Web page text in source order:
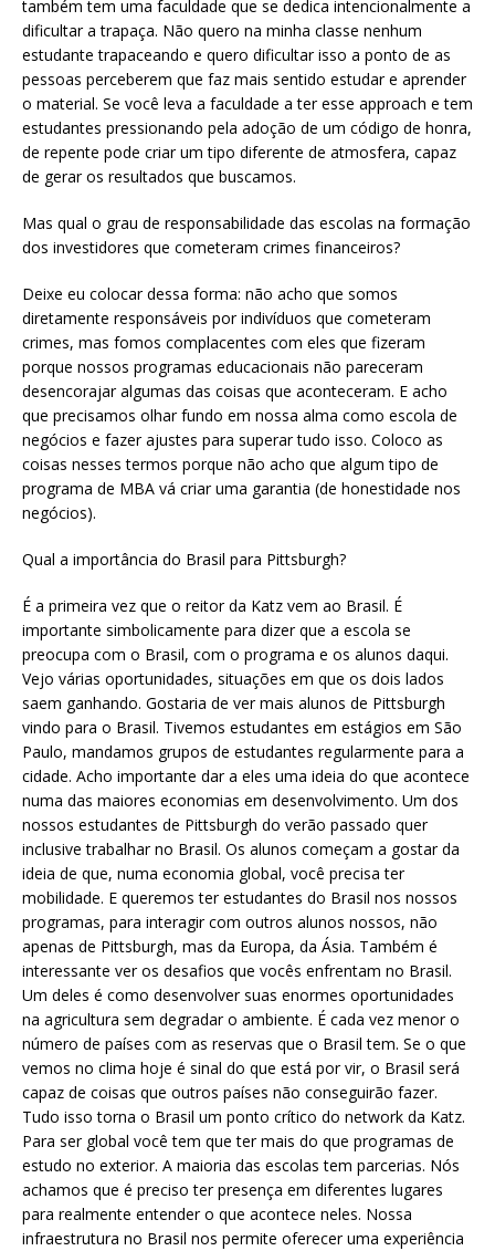
também tem uma faculdade que se dedica intencionalmente a
dificultar a trapaça. Não quero na minha classe nenhum
estudante trapaceando e quero dificultar isso a ponto de as
pessoas perceberem que faz mais sentido estudar e aprender
o material. Se você leva a faculdade a ter esse approach e tem
estudantes pressionando pela adoção de um código de honra,
de repente pode criar um tipo diferente de atmosfera, capaz
de gerar os resultados que buscamos.
Mas qual o grau de responsabilidade das escolas na formação
dos investidores que cometeram crimes financeiros?
Deixe eu colocar dessa forma: não acho que somos
diretamente responsáveis por indivíduos que cometeram
crimes, mas fomos complacentes com eles que fizeram
porque nossos programas educacionais não pareceram
desencorajar algumas das coisas que aconteceram. E acho
que precisamos olhar fundo em nossa alma como escola de
negócios e fazer ajustes para superar tudo isso. Coloco as
coisas nesses termos porque não acho que algum tipo de
programa de MBA vá criar uma garantia (de honestidade nos
negócios).
Qual a importância do Brasil para Pittsburgh?
É a primeira vez que o reitor da Katz vem ao Brasil. É
importante simbolicamente para dizer que a escola se
preocupa com o Brasil, com o programa e os alunos daqui.
Vejo várias oportunidades, situações em que os dois lados
saem ganhando. Gostaria de ver mais alunos de Pittsburgh
vindo para o Brasil. Tivemos estudantes em estágios em São
Paulo, mandamos grupos de estudantes regularmente para a
cidade. Acho importante dar a eles uma ideia do que acontece
numa das maiores economias em desenvolvimento. Um dos
nossos estudantes de Pittsburgh do verão passado quer
inclusive trabalhar no Brasil. Os alunos começam a gostar da
ideia de que, numa economia global, você precisa ter
mobilidade. E queremos ter estudantes do Brasil nos nossos
programas, para interagir com outros alunos nossos, não
apenas de Pittsburgh, mas da Europa, da Ásia. Também é
interessante ver os desafios que vocês enfrentam no Brasil.
Um deles é como desenvolver suas enormes oportunidades
na agricultura sem degradar o ambiente. É cada vez menor o
número de países com as reservas que o Brasil tem. Se o que
vemos no clima hoje é sinal do que está por vir, o Brasil será
capaz de coisas que outros países não conseguirão fazer.
Tudo isso torna o Brasil um ponto crítico do network da Katz.
Para ser global você tem que ter mais do que programas de
estudo no exterior. A maioria das escolas tem parcerias. Nós
achamos que é preciso ter presença em diferentes lugares
para realmente entender o que acontece neles. Nossa
infraestrutura no Brasil nos permite oferecer uma experiência